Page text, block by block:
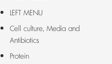
LEFT MENU
Cell culture, Media and
Antibiotics
Protein